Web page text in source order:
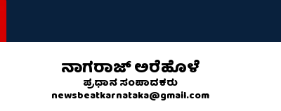
ನಾಗರಾಜ್ ಅರೆಹೊಳೆ
ಪ್ರಧಾನ ಸಂಪಾದಕರು
newsbeatkarnataka@gmail.com